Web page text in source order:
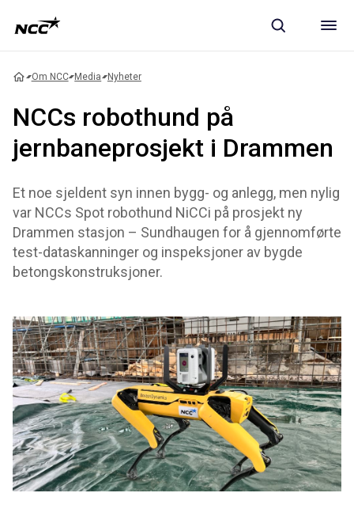
Om NCC Media Nyheter
NCCs robothund på
jernbaneprosjekt i Drammen
Et noe sjeldent syn innen bygg- og anlegg, men nylig
var NCCs Spot robothund NiCCi på prosjekt ny
Drammen stasjon – Sundhaugen for å gjennomførte
test-dataskanninger og inspeksjoner av bygde
betongskonstruksjoner.